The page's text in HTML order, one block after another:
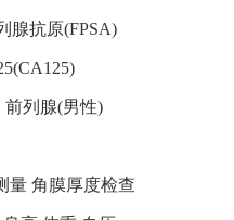
腺抗原(FPSA)
前列腺(男性)
量 角膜厚度检查